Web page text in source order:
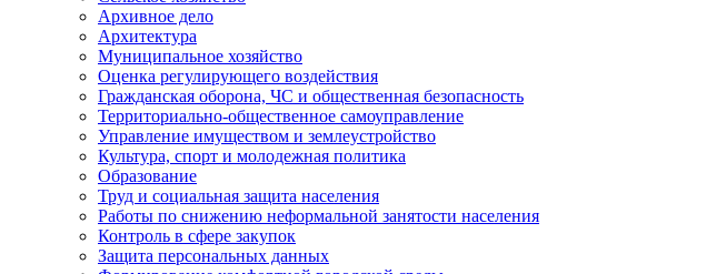
Архивное дело
Архитектура
Муниципальное хозяйство
Оценка регулирующего воздействия
Гражданская оборона, ЧС и общественная безопасность
Территориально-общественное самоуправление
Управление имуществом и землеустройство
Культура, спорт и молодежная политика
Образование
Труд и социальная защита населения
Работы по снижению неформальной занятости населения
Контроль в сфере закупок
Защита персональных данных